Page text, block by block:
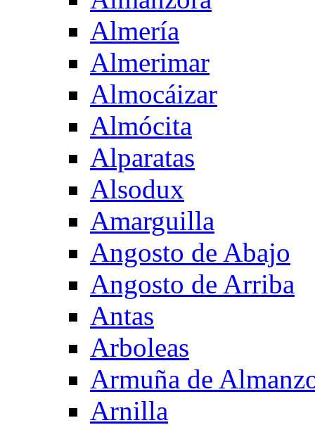
Almería
Almerimar
Almocáizar
Almócita
Alparatas
Alsodux
Amarguilla
Angosto de Abajo
Angosto de Arriba
Antas
Arboleas
Armuña de
Arnilla